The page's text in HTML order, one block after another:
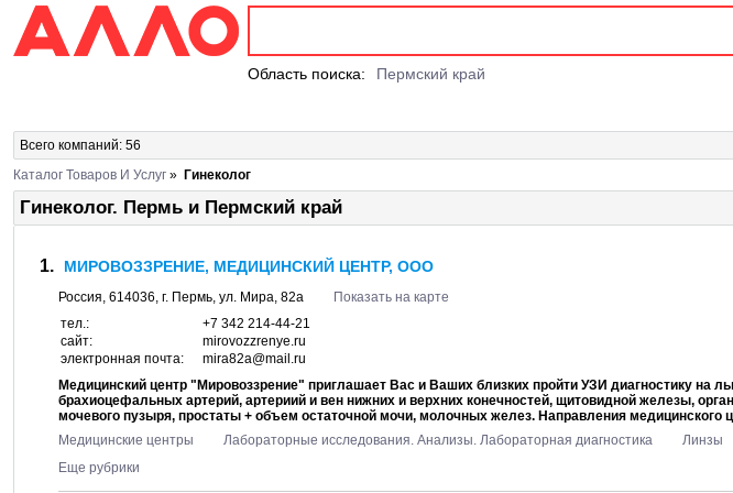
Область поиска: Пермский край
Всего компаний: 56
Каталог Товаров И Услуг » Гинеколог
Гинеколог. Пермь и Пермский край
МИРОВОЗЗРЕНИЕ, МЕДИЦИНСКИЙ ЦЕНТР, ООО
Россия, 614036, г. Пермь, ул. Мира, 82а
Показать на карте
тел.:
+7 342 214-44-21
сайт:
mirovozzrenye.ru
электронная почта:
mira82a@mail.ru
Медицинский центр "Мировоззрение" приглашает Вас и Ваших близких пройти УЗИ диагностику на
брахиоцефальных артерий, артериий и вен нижних и верхних конечностей, щитовидной железы,
мочевого пузыря, простаты + объем остаточной мочи, молочных желез. Направления медицинского
Медицинские центры
Лабораторные исследования. Анализы. Лабораторная диагностика
Линзы
Еще рубрики